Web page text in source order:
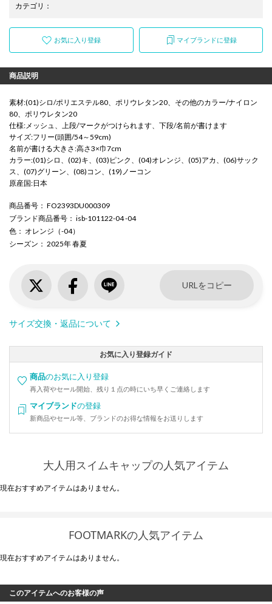
カテゴリ ：
お気に入り登録 マイブランドに登録
商品説明
素材:(01)シロ/ポリエステル80、ポリウレタン20、その他のカラー/ナイロン
80、ポリウレタン20
仕様:メッシュ、上段/マークがつけられます、下段/名前が書けます
サイズ:フリー(頭囲/54～59cm)
名前が書ける大きさ:高さ3×巾7cm
カラー:(01)シロ、(02)キ、(03)ピンク、(04)オレンジ、(05)アカ、(06)サック
ス、(07)グリーン、(08)コン、(19)ノーコン
原産国:日本
商品番号 ： FO2393DU000309
ブランド商品番号 ： isb-101122-04 -04
色 ： オレンジ（-04）
シーズン ： 2025年 春夏
URLをコピー
サイズ交換・返品について
お気に入り登録ガイド
商品のお気に入り登録
再入荷やセール開始、残り１点の時にいち早くご連絡します
マイブランドの登録
新商品やセール等、ブランドのお得な情報をお送りします
大人用スイムキャップの人気アイテム
現在おすすめアイテムはありません。
FOOTMARKの人気アイテム
現在おすすめアイテムはありません。
このアイテムへのお客様の声